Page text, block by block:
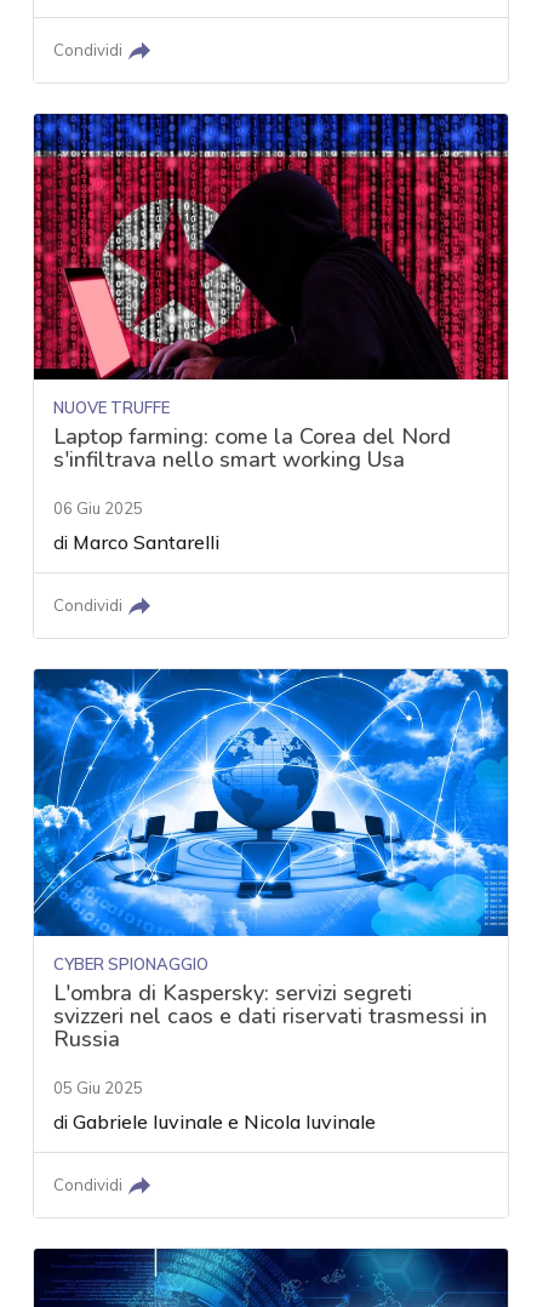
Condividi
NUOVE TRUFFE
Laptop farming: come la Corea del Nord
s'infiltrava nello smart working Usa
06 Giu 2025
di Marco Santarelli
Condividi
CYBER SPIONAGGIO
L'ombra di Kaspersky: servizi segreti
svizzeri nel caos e dati riservati trasmessi in
Russia
05 Giu 2025
diGabriele Iuvinale e Nicola Iuvinale
Condividi